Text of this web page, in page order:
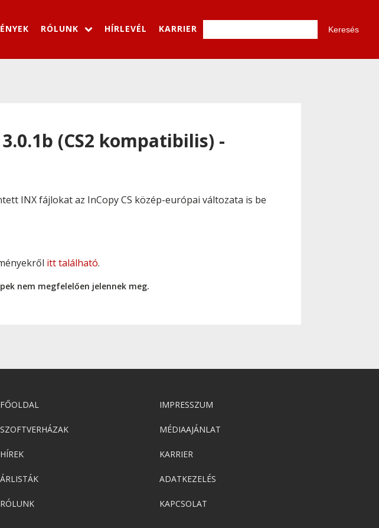
RÓLUNK HÍRLEVÉL KARRIER
(CS2 kompatibilis) -
INX fájlokat az InCopy CS közép-európai változata is be
itt található.
nem megfelelően jelennek meg.
FŐOLDAL
SZOFTVERHÁZAK
HÍREK
ÁRLISTÁK
RÓLUNK
IMPRESSZUM
MÉDIAAJÁNLAT
KARRIER
ADATKEZELÉS
KAPCSOLAT